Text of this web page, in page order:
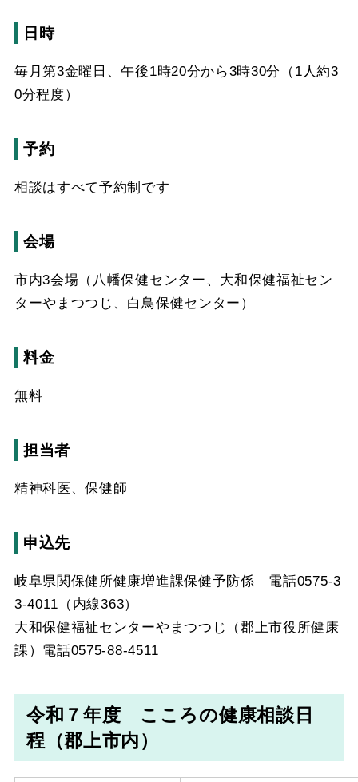
日時
毎月第3金曜日、午後1時20分から3時30分（1人約3
0分程度）
予約
相談はすべて予約制です
会場
市内3会場（八幡保健センター、大和保健福祉セン
ターやまつつじ、白鳥保健センター）
料金
無料
担当者
精神科医、保健師
申込先
岐阜県関保健所健康増進課保健予防係 電話0575-3
3-4011（内線363）
大和保健福祉センターやまつつじ（郡上市役所健康
課）電話0575-88-4511
令和７年度 こころの健康相談日
程（郡上市内）